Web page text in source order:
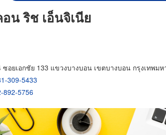
น ริช เอ็นจิเนีย
ซอยเอกชัย 133 แขวงบางบอน เขตบางบอน กรุงเทพม
309-5433
892-5756